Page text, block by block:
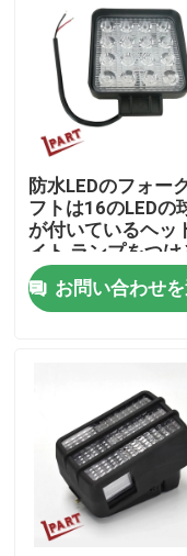
接触
製品
ビデオ
フォークリフト電
フォークリフト
電気フォークリ
LEDのフォークリ
防水LEDのフォー
フトは16のLEDの
が付いているヘッ
イト ランプをつけ
お問い合わせ